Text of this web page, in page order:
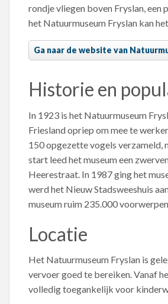
rondje vliegen boven Fryslan,
het Natuurmuseum Fryslan kan
Ga naar de website van
Historie en
In 1923 is het Natuurmuseum
Friesland opriep om mee te
150 opgezette vogels verzameld,
start leed het museum een
Heerestraat. In 1987 ging het
werd het Nieuw Stadsweeshuis
museum ruim 235.000
Locatie
Het Natuurmuseum Fryslan is
vervoer goed te bereiken. Vanaf
volledig toegankelijk voor